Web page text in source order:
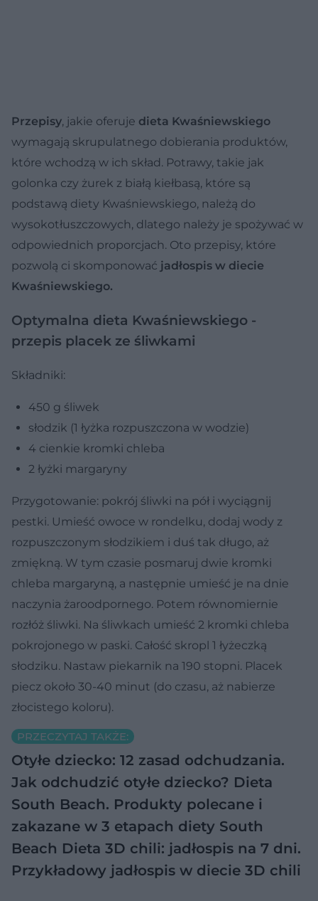
Przepisy, jakie oferuje dieta Kwaśniewskiego
wymagają skrupulatnego dobierania produktów,
które wchodzą w ich skład. Potrawy, takie jak
golonka czy żurek z białą kiełbasą, które są
podstawą diety Kwaśniewskiego, należą do
wysokotłuszczowych, dlatego należy je spożywać w
odpowiednich proporcjach. Oto przepisy, które
pozwolą ci skomponować jadłospis w diecie
Kwaśniewskiego.
Optymalna dieta Kwaśniewskiego -
przepis placek ze śliwkami
Składniki:
450 g śliwek
słodzik (1 łyżka rozpuszczona w wodzie)
4 cienkie kromki chleba
2 łyżki margaryny
Przygotowanie: pokrój śliwki na pół i wyciągnij
pestki. Umieść owoce w rondelku, dodaj wody z
rozpuszczonym słodzikiem i duś tak długo, aż
zmiękną. W tym czasie posmaruj dwie kromki
chleba margaryną, a następnie umieść je na dnie
naczynia żaroodpornego. Potem równomiernie
rozłóż śliwki. Na śliwkach umieść 2 kromki chleba
pokrojonego w paski. Całość skropl 1 łyżeczką
słodziku. Nastaw piekarnik na 190 stopni. Placek
piecz około 30-40 minut (do czasu, aż nabierze
złocistego koloru).
PRZECZYTAJ TAKŻE:
Otyłe dziecko: 12 zasad odchudzania.
Jak odchudzić otyłe dziecko? Dieta
South Beach. Produkty polecane i
zakazane w 3 etapach diety South
Beach Dieta 3D chili: jadłospis na 7 dni.
Przykładowy jadłospis w diecie 3D chili